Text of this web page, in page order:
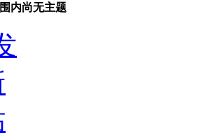
内尚无主题